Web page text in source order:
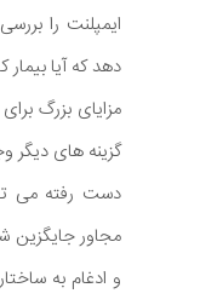
ایمپلنت را
دهد که آیا
مزایای بزرگ
گزینه های دیگر
دست رفته می
مجاور جایگزین
و ادغام به